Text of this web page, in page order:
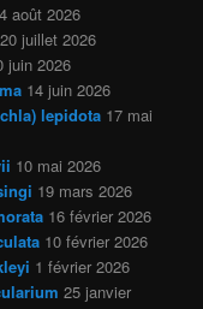
4 août 2026
20 juillet 2026
juin 2026
14 juin 2026
lepidota 17 mai
10 mai 2026
19 mars 2026
16 février 2026
10 février 2026
1 février 2026
25 janvier